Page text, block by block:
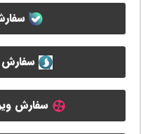
سفارش
سفارش